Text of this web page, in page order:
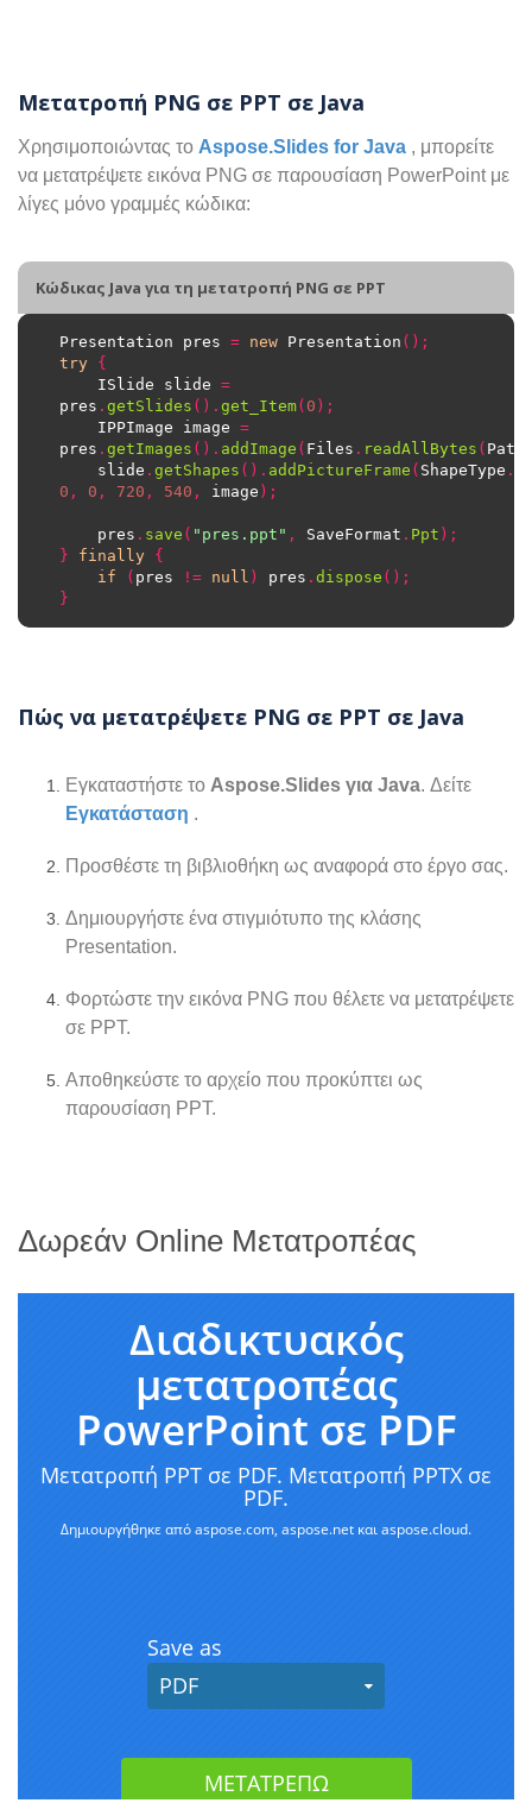
Μετατροπή PNG σε PPT σε Java
Χρησιμοποιώντας το Aspose.Slides for Java , μπορείτε
να μετατρέψετε εικόνα PNG σε παρουσίαση PowerPoint με
λίγες μόνο γραμμές κώδικα:
Κώδικας Java για τη μετατροπή PNG σε PPT
Presentation pres = new Presentation ();
try {
	ISlide slide
=
pres . getSlides (). get_Item( 0 );
	IPPImage image
=
pres . getImages (). addImage ( Files . readAllBytes (
	slide
. getShapes (). addPictureFrame ( ShapeType .
0 , 0 , 720 , 540 , image );
	pres
. save ( "pres.ppt" , SaveFormat . Ppt );
}
finally {
if
( pres != null ) pres . dispose ();
}
Πώς να μετατρέψετε PNG σε PPT σε Java
Εγκαταστήστε το Aspose.Slides για Java. Δείτε
Εγκατάσταση .
Προσθέστε τη βιβλιοθήκη ως αναφορά στο έργο σας.
Δημιουργήστε ένα στιγμιότυπο της κλάσης
Presentation.
Φορτώστε την εικόνα PNG που θέλετε να μετατρέψετε
σε PPT.
Αποθηκεύστε το αρχείο που προκύπτει ως
παρουσίαση PPT.
Δωρεάν Online Μετατροπέας